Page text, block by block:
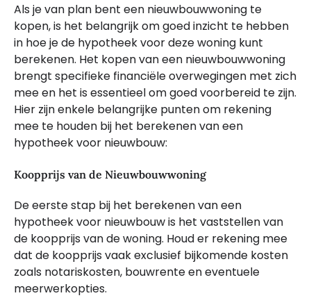
Als je van plan bent een nieuwbouwwoning te
kopen, is het belangrijk om goed inzicht te hebben
in hoe je de hypotheek voor deze woning kunt
berekenen. Het kopen van een nieuwbouwwoning
brengt specifieke financiële overwegingen met zich
mee en het is essentieel om goed voorbereid te zijn.
Hier zijn enkele belangrijke punten om rekening
mee te houden bij het berekenen van een
hypotheek voor nieuwbouw:
Koopprijs van de Nieuwbouwwoning
De eerste stap bij het berekenen van een
hypotheek voor nieuwbouw is het vaststellen van
de koopprijs van de woning. Houd er rekening mee
dat de koopprijs vaak exclusief bijkomende kosten
zoals notariskosten, bouwrente en eventuele
meerwerkopties.